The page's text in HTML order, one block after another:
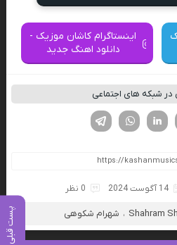
پست قبلی
اینستاگرام کاشان موزیک -
دانلود اهنگ جدید
در شبکه های اجتماعی
لینکدین تویتر
فیسوک
14 آگوست 2024 0 نظر
Shahram ، شهرام شکوهی